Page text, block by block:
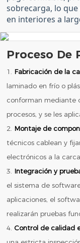
sobrecarga, lo
en interiores a
Proceso De
1. Fabricación de la
laminado en frío o
conforman mediante
procesos, y se les
2. Montaje de
técnicos cablean y
electrónicos a la
3. Integración y
el sistema de
aplicaciones, el
realizarán pruebas
4. Control de calidad